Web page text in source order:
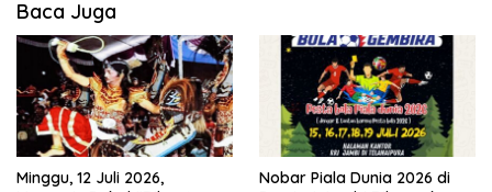
Baca Juga
Minggu, 12 Juli 2026,
Nobar Piala Dunia 2026 di